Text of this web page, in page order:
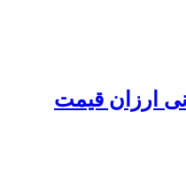
ارزان قیمت